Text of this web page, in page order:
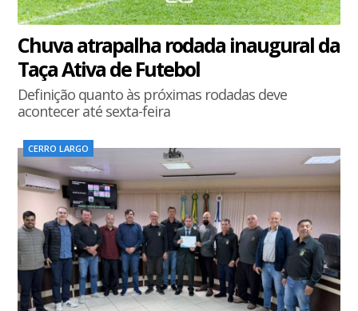
Chuva atrapalha rodada inaugural da
Taça Ativa de Futebol
Definição quanto às próximas rodadas deve
acontecer até sexta-feira
CERRO LARGO